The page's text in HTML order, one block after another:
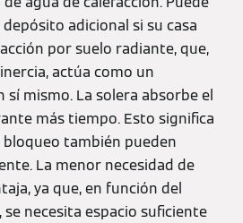
adicional si su casa
por suelo radiante, que,
actúa como un
mismo. La solera absorbe el
más tiempo. Esto significa
también pueden
La menor necesidad de
ya que, en función del
necesita espacio suficiente